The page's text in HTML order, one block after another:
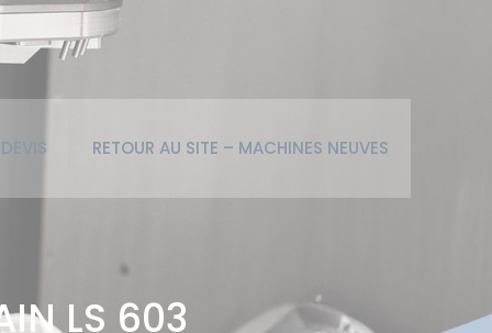
RETOUR AU SITE – MACHINES NEUVES
LS 603